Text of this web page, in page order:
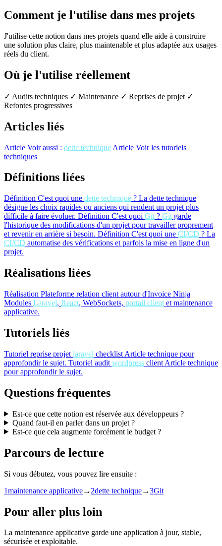
Comment je l'utilise dans mes projets
J'utilise cette notion dans mes projets quand elle aide à construire
une solution plus claire, plus maintenable et plus adaptée aux usages
réels du client.
Où je l'utilise réellement
✓ Audits techniques ✓ Maintenance ✓ Reprises de projet ✓
Refontes progressives
Articles liés
Article Voir aussi : dette technique Article Voir les tutoriels
techniques
Définitions liées
Définition C'est quoi une dette technique ? La dette technique
désigne les choix rapides ou anciens qui rendent un projet plus
difficile à faire évoluer. Définition C'est quoi Git ? Git garde
l'historique des modifications d'un projet pour travailler proprement
et revenir en arrière si besoin. Définition C'est quoi une CI/CD ? La
CI/CD automatise des vérifications et parfois la mise en ligne d'un
projet.
Réalisations liées
Réalisation Plateforme relation client autour d'Invoice Ninja
Modules Laravel, React, WebSockets, portail client et maintenance
applicative.
Tutoriels liés
Tutoriel reprise projet laravel checklist Article technique pour
approfondir le sujet. Tutoriel audit wordpress client Article technique
pour approfondir le sujet.
Questions fréquentes
Est-ce que cette notion est réservée aux développeurs ?
Quand faut-il en parler dans un projet ?
Est-ce que cela augmente forcément le budget ?
Parcours de lecture
Si vous débutez, vous pouvez lire ensuite :
1maintenance applicative→ 2dette technique→3Git
Pour aller plus loin
La maintenance applicative garde une application à jour, stable,
sécurisée et exploitable.